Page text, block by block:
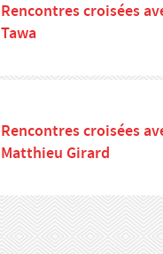
Rencontres croisées
Tawa
Rencontres croisées
Matthieu Girard